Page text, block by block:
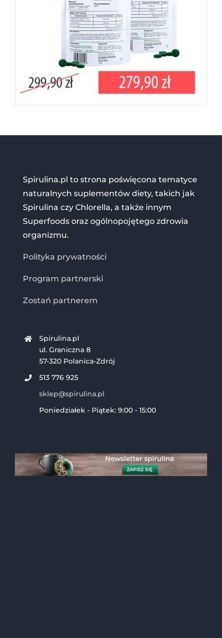
Spirulina.pl to strona poświęcona tematyce
naturalnych suplementów diety, takich jak
Spirulina czy Chlorella, a także innym
Superfoods oraz ogólnopojętego zdrowia
organizmu.
Polityka prywatności
Program partnerski
Zostań partnerem
Spirulina.pl
ul. Graniczna 8
57-320 Polanica-Zdrój
513 776 925
sklep@spirulina.pl
Poniedziałek - Piątek: 9:00 - 15:00